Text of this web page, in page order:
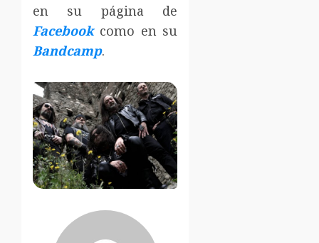
en su página de
Facebook como en su
Bandcamp.